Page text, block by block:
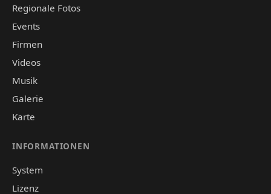
Regionale Fotos
Events
Firmen
Videos
Musik
Galerie
Karte
INFORMATIONEN
System
Lizenz